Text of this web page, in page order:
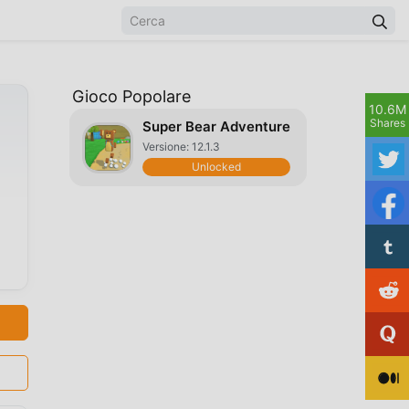
Gioco Popolare
Super Bear Adventure
Versione: 12.1.3
Unlocked
10.6M
Shares